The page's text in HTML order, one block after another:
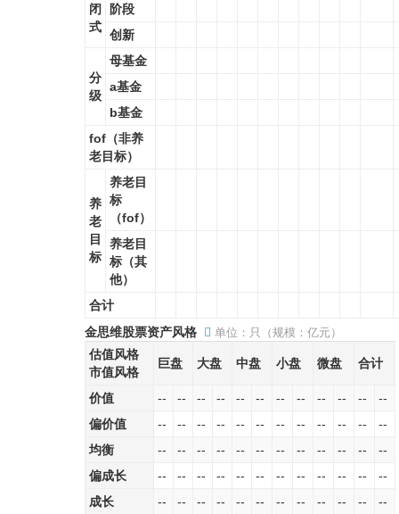
闭
式
阶段
创新
分
级
母基金
a基金
b基金
fof（非养
老目标）
养
老
目
标
养老目
标
（fof）
养老目
标（其
他）
合计
金思维股票资产风格
单位：只（规模：亿元）
估值风格
市值风格
巨盘 大盘 中盘 小盘 微盘 合计
价值 -- -- -- -- -- -- -- -- -- -- --
--
偏价值
-- -- -- -- -- -- -- -- -- -- --
--
均衡
-- -- -- -- -- -- -- -- -- -- --
--
偏成长
-- -- -- -- -- -- -- -- -- -- --
--
成长
-- -- -- -- -- -- -- -- -- -- -- --